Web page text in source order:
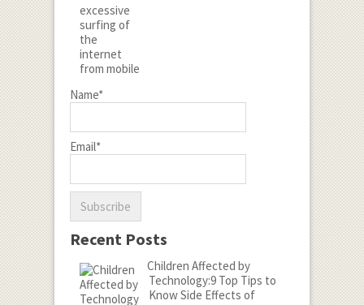
Name*
Email*
Recent Posts
Children Affected by
Technology:9 Top Tips to
Know Side Effects of